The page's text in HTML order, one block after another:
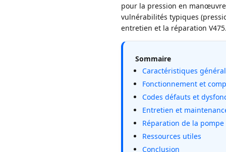
pour la pression en
vulnérabilités typiques
entretien et la réparation
Sommaire
Caractéristiques
Fonctionnement et
Codes défauts et
Entretien et
Réparation de la pompe
Ressources utiles
Conclusion